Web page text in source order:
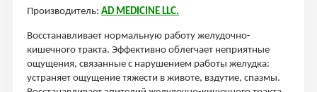
Производитель: AD MEDICINE LLC.
Восстанавливает нормальную работу желудочно-
кишечного тракта. Эффективно облегчает неприятные
ощущения, связанные с нарушением работы желудка:
устраняет ощущение тяжести в животе, вздутие, спазмы.